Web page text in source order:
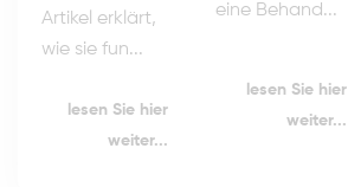
Artikel erklärt,
wie sie fun...
lesen Sie hier
weiter...
eine Behand...
lesen Sie hier
weiter...